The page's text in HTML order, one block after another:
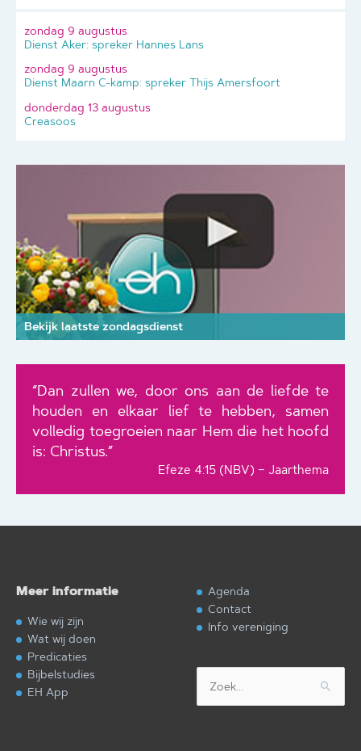
zondag 9 augustus
Dienst Aker: spreker Hannes Lans
zondag 9 augustus
Dienst Maarn C-kamp: spreker Thijs Amersfoort
donderdag 13 augustus
Creasoos
Bekijk laatste zondagsdienst
“Dan zullen we, door ons aan de liefde te
houden en elkaar lief te hebben, samen
volledig toegroeien naar Hem die het hoofd
is: Christus.”
Efeze 4:15 (NBV) – Jaarthema
Meer informatie
Wie wij zijn
Wat wij doen
Predicaties
Bijbelstudies
EH App
Agenda
Contact
Info vereniging
naar: